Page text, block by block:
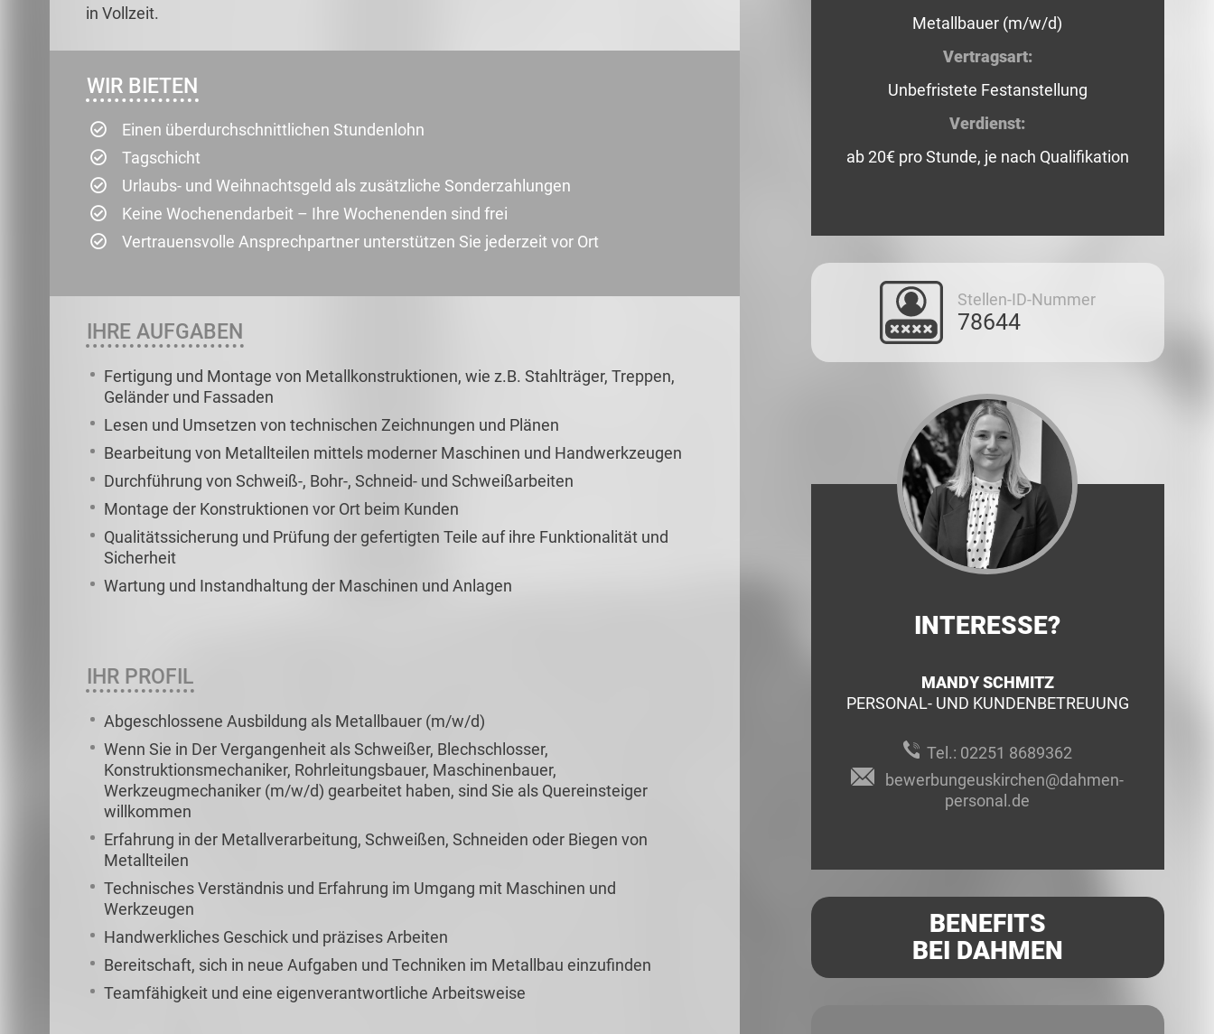
in Vollzeit.
WIR BIETEN
Einen überdurchschnittlichen Stundenlohn
Tagschicht
Urlaubs- und Weihnachtsgeld als zusätzliche Sonderzahlungen
Keine Wochenendarbeit – Ihre Wochenenden sind frei
Vertrauensvolle Ansprechpartner unterstützen Sie jederzeit vor Ort
IHRE AUFGABEN
Fertigung und Montage von Metallkonstruktionen, wie z.B. Stahlträger, Treppen,
Geländer und Fassaden
Lesen und Umsetzen von technischen Zeichnungen und Plänen
Bearbeitung von Metallteilen mittels moderner Maschinen und Handwerkzeugen
Durchführung von Schweiß-, Bohr-, Schneid- und Schweißarbeiten
Montage der Konstruktionen vor Ort beim Kunden
Qualitätssicherung und Prüfung der gefertigten Teile auf ihre Funktionalität und
Sicherheit
Wartung und Instandhaltung der Maschinen und Anlagen
IHR PROFIL
Abgeschlossene Ausbildung als Metallbauer (m/w/d)
Wenn Sie in Der Vergangenheit als Schweißer, Blechschlosser,
Konstruktionsmechaniker, Rohrleitungsbauer, Maschinenbauer,
Werkzeugmechaniker (m/w/d) gearbeitet haben, sind Sie als Quereinsteiger
willkommen
Erfahrung in der Metallverarbeitung, Schweißen, Schneiden oder Biegen von
Metallteilen
Technisches Verständnis und Erfahrung im Umgang mit Maschinen und
Werkzeugen
Handwerkliches Geschick und präzises Arbeiten
Bereitschaft, sich in neue Aufgaben und Techniken im Metallbau einzufinden
Teamfähigkeit und eine eigenverantwortliche Arbeitsweise
Metallbauer (m/w/d)
Vertragsart:
Unbefristete Festanstellung
Verdienst:
ab 20€ pro Stunde, je nach Qualifikation
Stellen-ID-Nummer
78644
INTERESSE?
MANDY SCHMITZ
PERSONAL- UND KUNDENBETREUUNG
Tel.: 02251 8689362
bewerbungeuskirchen@dahmen-
personal.de
BENEFITS
BEI DAHMEN